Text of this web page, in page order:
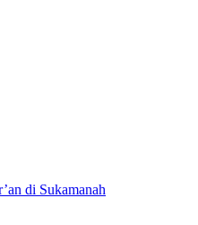
di Sukamanah